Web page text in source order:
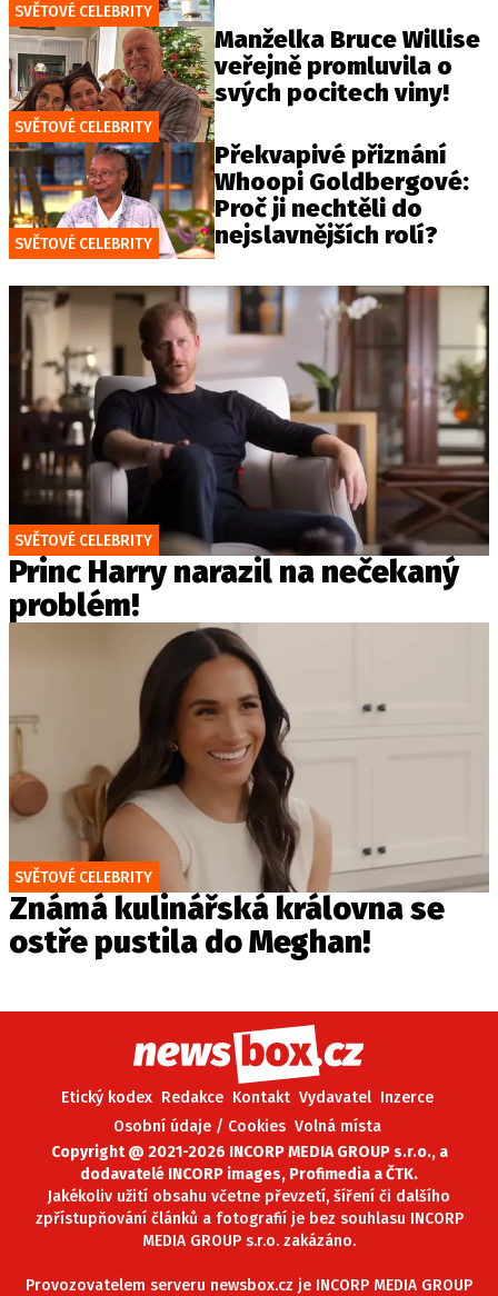
SVĚTOVÉ CELEBRITY
SVĚTOVÉ CELEBRITY
Manželka Bruce Willise
veřejně promluvila o
svých pocitech viny!
SVĚTOVÉ CELEBRITY
Překvapivé přiznání
Whoopi Goldbergové:
Proč ji nechtěli do
nejslavnějších rolí?
SVĚTOVÉ CELEBRITY
Princ Harry narazil na nečekaný
problém!
SVĚTOVÉ CELEBRITY
Známá kulinářská královna se
ostře pustila do Meghan!
Etický kodex Redakce Kontakt Vydavatel Inzerce
Osobní údaje / Cookies Volná místa
Copyright @ 2021-2026 INCORP MEDIA GROUP s.r.o., a
dodavatelé INCORP images, Profimedia a ČTK.
Jakékoliv užití obsahu včetne převzetí, šíření či dalšího
zpřístupňování článků a fotografií je bez souhlasu INCORP
MEDIA GROUP s.r.o. zakázáno.
Provozovatelem serveru newsbox.cz je INCORP MEDIA GROUP